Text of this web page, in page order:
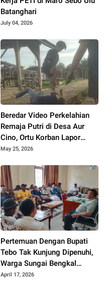
Batanghari
July 04, 2026
Beredar Video Perkelahian
Remaja Putri di Desa Aur
Cino, Ortu Korban Lapor
Polisi
May 25, 2026
Pertemuan Dengan Bupati
Tebo Tak Kunjung Dipenuhi,
Warga Sungai Bengkal
Geruduk Kantor Camat Tebo
April 17, 2026